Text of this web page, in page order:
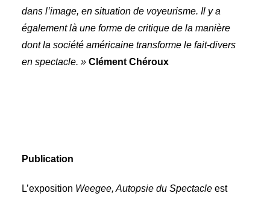
dans l’image, en situation de voyeurisme. Il y a
également là une forme de critique de la manière
dont la société américaine transforme le fait-divers
en spectacle. » Clément Chéroux
Publication
L’exposition Weegee, Autopsie du Spectacle est